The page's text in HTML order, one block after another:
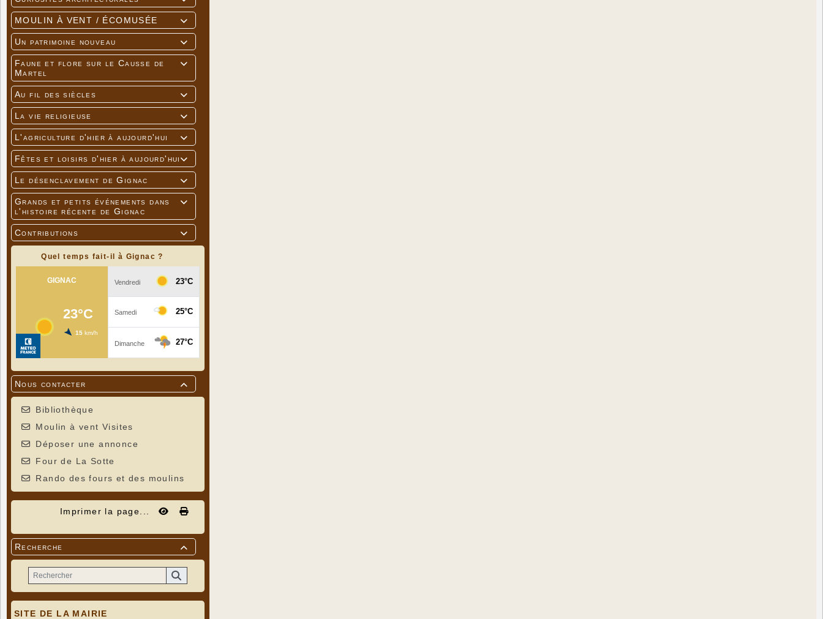

MOULIN À VENT / ÉCOMUSÉE

Un patrimoine nouveau

Faune et flore sur le Causse de
Martel

Au fil des siècles

La vie religieuse

L'agriculture d'hier à aujourd'hui

Fêtes et loisirs d'hier à aujourd'hui

Le désenclavement de Gignac

Grands et petits événements dans
l'histoire récente de Gignac

Contributions
Quel temps fait-il à Gignac ?

Nous contacter
Bibliothèque
Moulin à vent Visites
Déposer une annonce
Four de La Sotte
Rando des fours et des moulins
Imprimer la page...

Recherche
SITE DE LA MAIRIE